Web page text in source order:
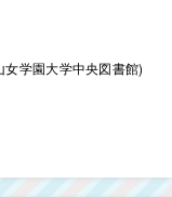
女学園大学中央図書館)